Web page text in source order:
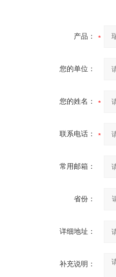
产品：
您的单位：
您的姓名：
联系电话：
常用邮箱：
省份：
详细地址：
补充说明：